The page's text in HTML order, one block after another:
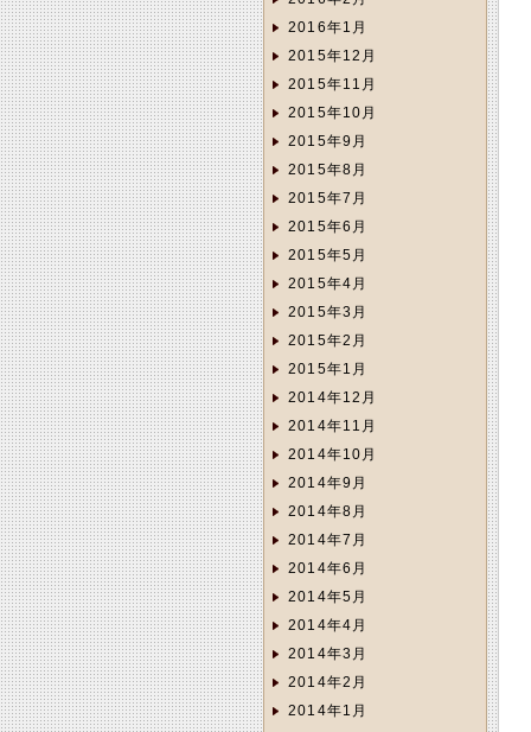
2016年1月
2015年12月
2015年11月
2015年10月
2015年9月
2015年8月
2015年7月
2015年6月
2015年5月
2015年4月
2015年3月
2015年2月
2015年1月
2014年12月
2014年11月
2014年10月
2014年9月
2014年8月
2014年7月
2014年6月
2014年5月
2014年4月
2014年3月
2014年2月
2014年1月